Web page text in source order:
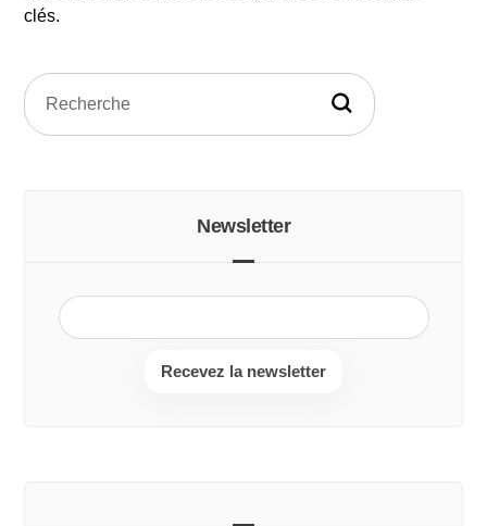
clés.
Newsletter
Recevez la newsletter